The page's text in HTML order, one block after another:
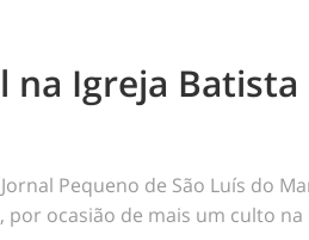
na Igreja
Pequeno de São Luís do
ocasião de mais um culto na